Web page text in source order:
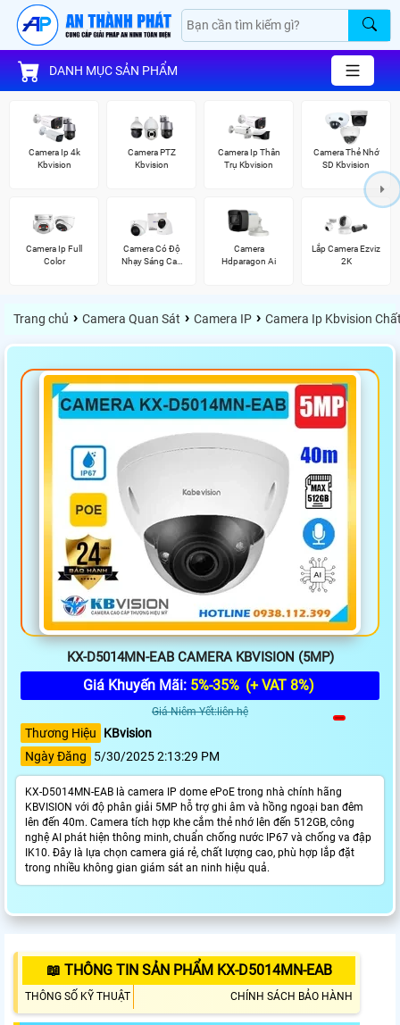
DANH MỤC SẢN PHẨM
Camera Ip 4k
Kbvision
Camera PTZ
Kbvision
Camera Ip Thân
Trụ Kbvision
Camera Thẻ Nhớ
SD Kbvision
Camera Ip Full
Color
Camera Có Độ
Nhạy Sáng Cao
Camera
Hdparagon Ai
Lắp Camera Ezviz
2K
Trang chủ › Camera Quan Sát › Camera IP › Camera Ip Kbvision
KX-D5014MN-EAB CAMERA KBVISION (5MP)
Giá Khuyến Mãi: 5%-35% (+ VAT 8%)
Giá Niêm Yết:liên hệ
Thương Hiệu
KBvision
Ngày Đăng
5/30/2025 2:13:29 PM
KX-D5014MN-EAB là camera IP dome ePoE trong nhà chính hãng
KBVISION với độ phân giải 5MP hỗ trợ ghi âm và hồng ngoại ban đêm
lên đến 40m. Camera tích hợp khe cắm thẻ nhớ lên đến 512GB, công
nghệ AI phát hiện thông minh, chuẩn chống nước IP67 và chống va đập
IK10. Đây là lựa chọn camera giá rẻ, chất lượng cao, phù hợp lắp đặt
trong nhiều không gian giám sát an ninh hiệu quả.
📖 THÔNG TIN SẢN PHẨM KX-D5014MN-EAB
THÔNG SỐ KỸ THUẬT CHÍNH SÁCH BẢO HÀNH